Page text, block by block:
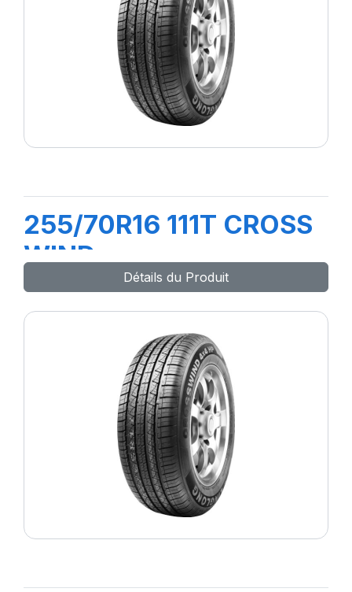
255/70R16 111T CROSS
WIND
Détails du Produit